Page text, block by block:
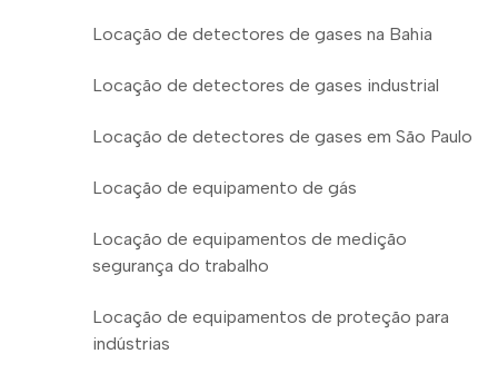
Locação de detectores de gases na Bahia
Locação de detectores de gases industrial
Locação de detectores de gases em São Paulo
Locação de equipamento de gás
Locação de equipamentos de medição
segurança do trabalho
Locação de equipamentos de proteção para
indústrias